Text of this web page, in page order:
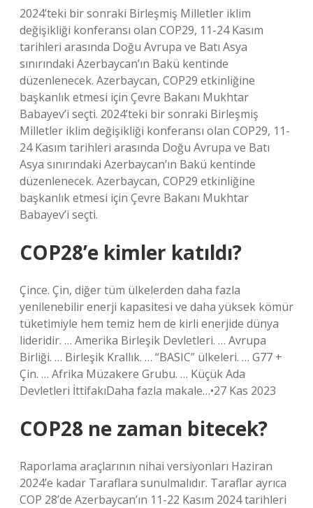
2024’teki bir sonraki Birleşmiş Milletler iklim
değişikliği konferansı olan COP29, 11-24 Kasım
tarihleri ​​arasında Doğu Avrupa ve Batı Asya
sınırındaki Azerbaycan’ın Bakü kentinde
düzenlenecek. Azerbaycan, COP29 etkinliğine
başkanlık etmesi için Çevre Bakanı Mukhtar
Babayev’i seçti. 2024’teki bir sonraki Birleşmiş
Milletler iklim değişikliği konferansı olan COP29, 11-
24 Kasım tarihleri ​​arasında Doğu Avrupa ve Batı
Asya sınırındaki Azerbaycan’ın Bakü kentinde
düzenlenecek. Azerbaycan, COP29 etkinliğine
başkanlık etmesi için Çevre Bakanı Mukhtar
Babayev’i seçti.
COP28’e kimler katıldı?
Çince. Çin, diğer tüm ülkelerden daha fazla
yenilenebilir enerji kapasitesi ve daha yüksek kömür
tüketimiyle hem temiz hem de kirli enerjide dünya
lideridir. … Amerika Birleşik Devletleri. … Avrupa
Birliği. … Birleşik Krallık. … “BASIC” ülkeleri. … G77 +
Çin. … Afrika Müzakere Grubu. … Küçük Ada
Devletleri İttifakıDaha fazla makale…•27 Kas 2023
COP28 ne zaman bitecek?
Raporlama araçlarının nihai versiyonları Haziran
2024’e kadar Taraflara sunulmalıdır. Taraflar ayrıca
COP 28’de Azerbaycan’ın 11-22 Kasım 2024 tarihleri ​​